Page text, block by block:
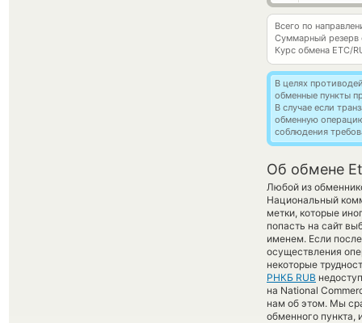
Всего по
Суммарный резерв
Курс обмена ETC/
В целях
обменные пункты
В случае если
обменную
соблюдения
Об обмене
Любой из
Национальный
метки, которые
попасть на сайт
именем. Если
осуществления
некоторые
РНКБ RUB
на National
нам об этом. Мы
обменного пункта,